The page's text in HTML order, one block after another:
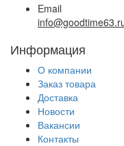
Email
Информация
О компании
Заказ товара
Доставка
Новости
Вакансии
Контакты